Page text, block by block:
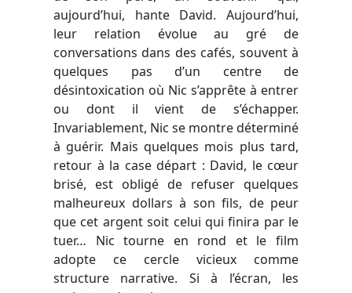
aujourd’hui, hante David. Aujourd’hui,
leur relation évolue au gré de
conversations dans des cafés, souvent à
quelques pas d’un centre de
désintoxication où Nic s’apprête à entrer
ou dont il vient de s’échapper.
Invariablement, Nic se montre déterminé
à guérir. Mais quelques mois plus tard,
retour à la case départ : David, le cœur
brisé, est obligé de refuser quelques
malheureux dollars à son fils, de peur
que cet argent soit celui qui finira par le
tuer… Nic tourne en rond et le film
adopte ce cercle vicieux comme
structure narrative. Si à l’écran, les